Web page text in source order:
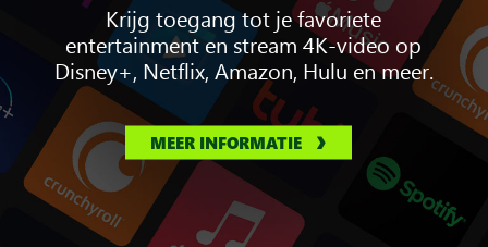
Krijg toegang tot je favoriete
entertainment en stream 4K-video op
Disney+, Netflix, Amazon, Hulu en meer.
MEER INFORMATIE